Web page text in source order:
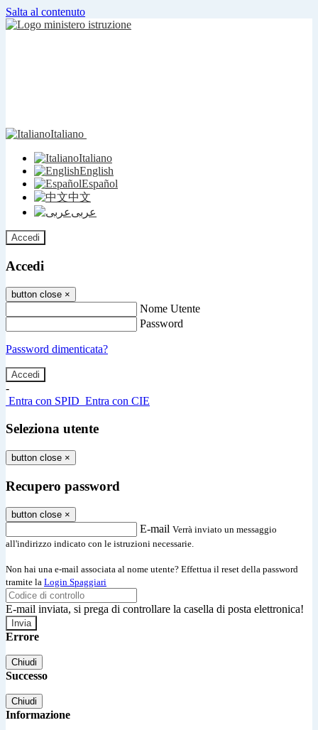
Salta al contenuto
Italiano
Italiano
English
Español
中文
عربى
Accedi
Accedi
button close ×
Nome Utente
Password
Password dimenticata?
-
Entra con SPID Entra con CIE
Seleziona utente
button close ×
Recupero password
button close ×
E-mail Verrà inviato un messaggio
all'indirizzo indicato con le istruzioni necessarie.
Non hai una e-mail associata al nome utente? Effettua il reset della password
tramite la Login Spaggiari
E-mail inviata, si prega di controllare la casella di posta elettronica!
Errore
Chiudi
Successo
Chiudi
Informazione